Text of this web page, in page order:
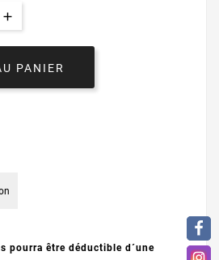
PANIER
pourra être déductible d´une